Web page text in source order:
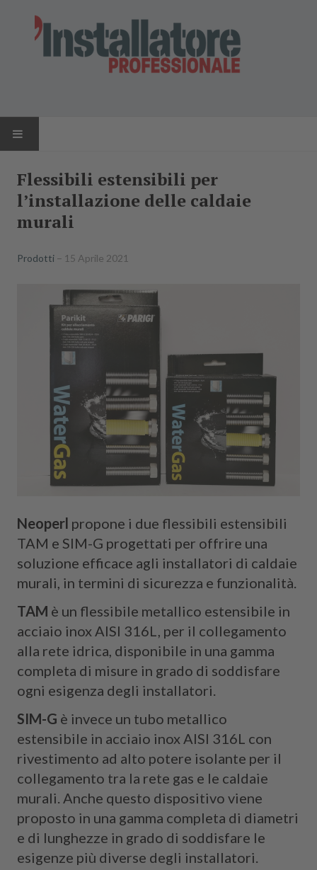
NEWS
RIVISTA
Flessibili estensibili per
l’installazione delle caldaie
murali
Prodotti 15 Aprile 2021
Neoperl propone i due flessibili estensibili
TAM e SIM-G progettati per offrire una
soluzione efficace agli installatori di caldaie
murali, in termini di sicurezza e funzionalità.
TAM è un flessibile metallico estensibile in
acciaio inox AISI 316L, per il collegamento
alla rete idrica, disponibile in una gamma
completa di misure in grado di soddisfare
ogni esigenza degli installatori.
SIM-G è invece un tubo metallico
estensibile in acciaio inox AISI 316L con
rivestimento ad alto potere isolante per il
collegamento tra la rete gas e le caldaie
murali. Anche questo dispositivo viene
proposto in una gamma completa di diametri
e di lunghezze in grado di soddisfare le
esigenze più diverse degli installatori.